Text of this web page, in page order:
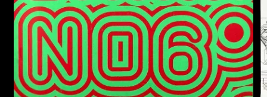
關於M+藏品
探索世界頂級的二十及二十一世紀視覺
文化藏品。